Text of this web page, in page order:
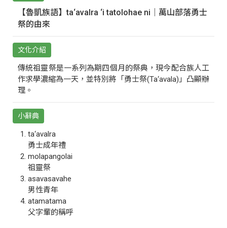
【魯凱族語】ta‘avalra ‘i tatolohae ni｜萬山部落勇士
祭的由來
文化介紹
傳統祖靈祭是一系列為期四個月的祭典，現今配合族人工
作求學濃縮為一天，並特別將「勇士祭(Ta‘avala)」凸顯辦
理。
小辭典
ta‘avalra
勇士成年禮
molapangolai
祖靈祭
asavasavahe
男性青年
atamatama
父字輩的稱呼